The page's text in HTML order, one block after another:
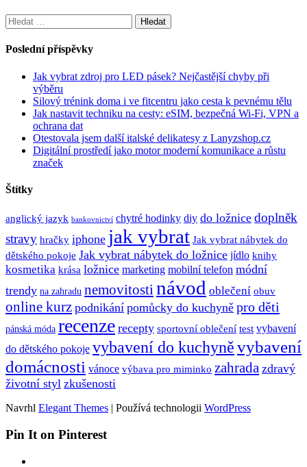
Vyhledávání
Poslední příspěvky
Jak vybrat zdroj pro LED pásek? Nejčastější chyby při
výběru
Silový trénink doma i ve fitcentru jako cesta k pevnému tělu
Jak nastavit techniku na cesty: eSIM, bezpečná Wi-Fi, VPN a
ochrana dat
Otestovala jsem další italské delikatesy z Lanyzshop.cz
Digitální prostředí jako motor moderní komunikace a růstu
značek
Štítky
anglický jazyk bankovnictví chytré hodinky diy do ložnice doplněk
stravy hračky iphone jak vybrat Jak vybrat nábytek do
dětského pokoje Jak vybrat nábytek do ložnice jídlo knihy
kosmetika krása ložnice marketing mobilní telefon módní
trendy na zahradu nemovitostinávod oblečení obuv
online kurz podnikání pomůcky do kuchyně pro děti
pánská móda recenze recepty sportovní oblečení test vybavení
do dětského pokoje vybavení do kuchyněvybavení
domácnosti vánoce výbava pro miminko zahrada zdravý
životní styl zkušenosti
Navrhl Elegant Themes | Používá technologii WordPress
Pin It on Pinterest